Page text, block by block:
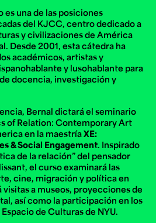
| Vigilada Mineducación.
universidad: Decreto 1297 del 30
febrero de 1949, Minjusticia.
de alta calidad, 10 años:
16 de enero del 2025.
Educación
Continua
Ext. 4795
es una de las posiciones
del KJCC, centro dedicado a
y civilizaciones de América
Desde 2001, esta cátedra ha
académicos, artistas y
y lusohablante para
docencia, investigación y
Bernal dictará el seminario
of Relation: Contemporary Art
en la maestríaXE:
& Social Engagement. Inspirado
de la relación” del pensador
el curso examinará las
cine, migración y política en
a museos, proyecciones de
así como la participación en los
de Culturas de NYU.